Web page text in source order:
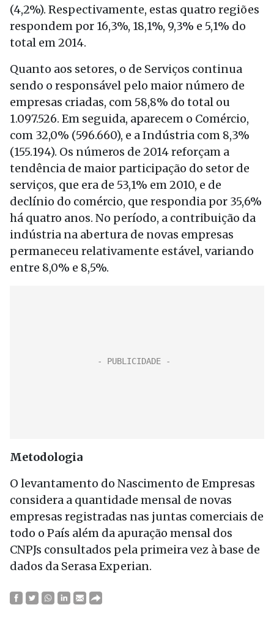
(4,2%). Respectivamente, estas quatro regiões
respondem por 16,3%, 18,1%, 9,3% e 5,1% do
total em 2014.
Quanto aos setores, o de Serviços continua
sendo o responsável pelo maior número de
empresas criadas, com 58,8% do total ou
1.097.526. Em seguida, aparecem o Comércio,
com 32,0% (596.660), e a Indústria com 8,3%
(155.194). Os números de 2014 reforçam a
tendência de maior participação do setor de
serviços, que era de 53,1% em 2010, e de
declínio do comércio, que respondia por 35,6%
há quatro anos. No período, a contribuição da
indústria na abertura de novas empresas
permaneceu relativamente estável, variando
entre 8,0% e 8,5%.
Metodologia
O levantamento do Nascimento de Empresas
considera a quantidade mensal de novas
empresas registradas nas juntas comerciais de
todo o País além da apuração mensal dos
CNPJs consultados pela primeira vez à base de
dados da Serasa Experian.